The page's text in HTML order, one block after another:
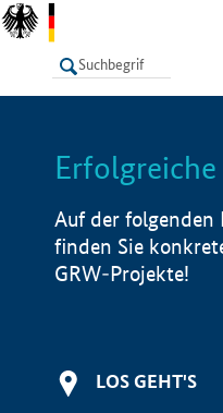
LISTE
Auf der folgenden
finden Sie
GRW-Projekte!
LOS GEHT'S